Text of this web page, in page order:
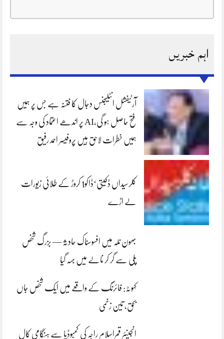
اہم خبریں
آرٹیفشل انٹلیجنس دجال کا فتنہ ہے جس پر ہمیں
فتح حاصل ہو گی،AI پر اندھے اعتماد کی وجہ سے
ہمیں خطرات لاحق ہیں پروفیسر احمد رفیق
کلرسیداں ڈکیتی‘ڈاکو1 کروڑ کے طلائی زیورات
لے اڑے
بھون نلہ میں افسوسناک حادثہ — بزرگ شخص
پلی سے گر کر نالے میں بہہ گیا
کہوٹہ: فائرنگ کے واقعے میں ایک شخص جاں
بحق، تین زخمی
انجینئر قمراسلام راجہ کی کمبوڈیا سے ہنگامی کال